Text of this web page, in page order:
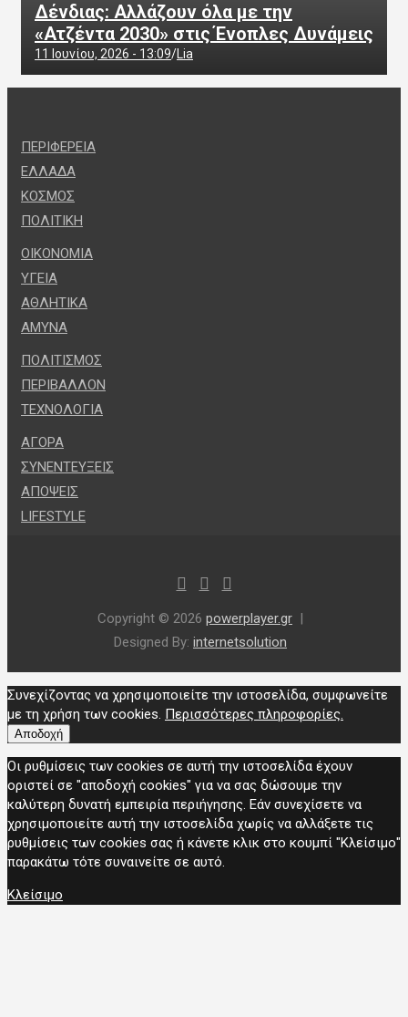
Δένδιας: Αλλάζουν όλα με την
«Ατζέντα 2030» στις Ένοπλες Δυνάμεις
11 Ιουνίου, 2026 - 13:09 Lia
ΠΕΡΙΦΕΡΕΙΑ
ΕΛΛΑΔΑ
ΚΟΣΜΟΣ
ΠΟΛΙΤΙΚΗ
ΟΙΚΟΝΟΜΙΑ
ΥΓΕΙΑ
ΑΘΛΗΤΙΚΑ
ΑΜΥΝΑ
ΠΟΛΙΤΙΣΜΟΣ
ΠΕΡΙΒΑΛΛΟΝ
ΤΕΧΝΟΛΟΓΙΑ
ΑΓΟΡΑ
ΣΥΝΕΝΤΕΥΞΕΙΣ
ΑΠΟΨΕΙΣ
LIFESTYLE
Copyright © 2026 powerplayer.gr
Designed By: internetsolution
Συνεχίζοντας να χρησιμοποιείτε την ιστοσελίδα, συμφωνείτε
με τη χρήση των cookies. Περισσότερες πληροφορίες.
Αποδοχή
Οι ρυθμίσεις των cookies σε αυτή την ιστοσελίδα έχουν
οριστεί σε "αποδοχή cookies" για να σας δώσουμε την
καλύτερη δυνατή εμπειρία περιήγησης. Εάν συνεχίσετε να
χρησιμοποιείτε αυτή την ιστοσελίδα χωρίς να αλλάξετε τις
ρυθμίσεις των cookies σας ή κάνετε κλικ στο κουμπί "Κλείσιμο"
παρακάτω τότε συναινείτε σε αυτό.
Κλείσιμο